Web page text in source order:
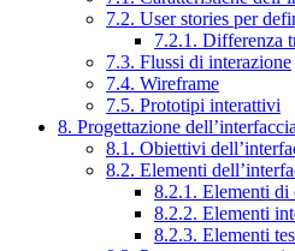
7.2. User stories per
7.2.1. Differenza
7.3. Flussi di interazione
7.4. Wireframe
7.5. Prototipi interattivi
8. Progettazione dell’interfaccia
8.1. Obiettivi
8.2. Elementi
8.2.1. Elementi di
8.2.2. Elementi
8.2.3. Elementi